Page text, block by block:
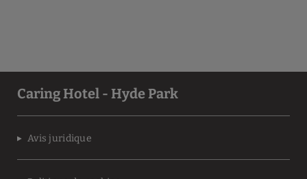
Caring Hotel - Hyde Park
Avis juridique